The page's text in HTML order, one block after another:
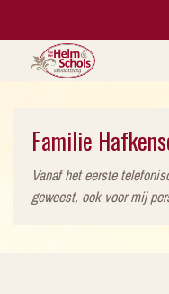
Familie
Vanaf het eerste
geweest, ook voor mij